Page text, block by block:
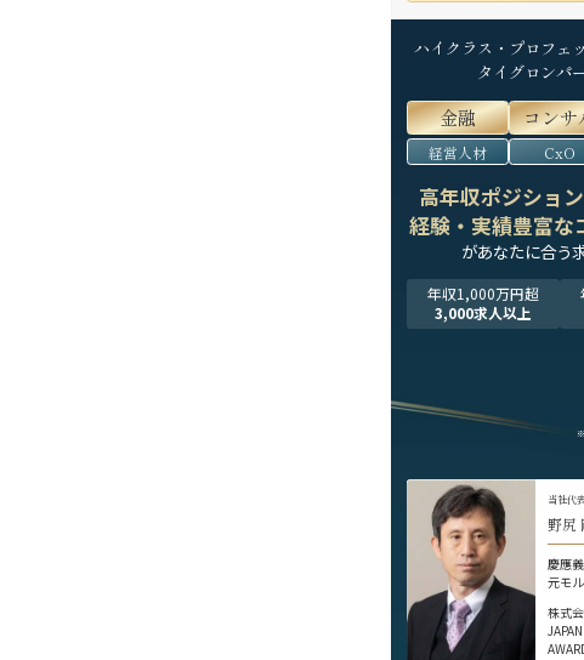
ハイクラス・プロフェ
タイグロンパ
金融 コンサ
経営人材 CxO
高年収ポジション
経験・実績豊富な
があなたに合う
年収1,000万円超
3,000求人以上
当社代
野尻
慶應
元モ
株式